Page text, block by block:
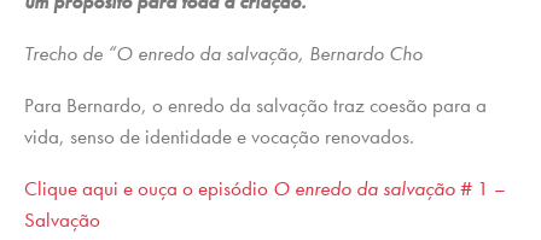
Trecho de “O enredo da salvação, Bernardo Cho
Para Bernardo, o enredo da salvação traz coesão para a
vida, senso de identidade e vocação renovados.
Clique aqui e ouça o episódio O enredo da salvação# 1 –
Salvação